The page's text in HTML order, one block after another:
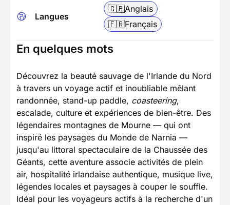
Langues
🇬🇧Anglais
🇫🇷Français
En quelques mots
Découvrez la beauté sauvage de l'Irlande du Nord
à travers un voyage actif et inoubliable mêlant
randonnée, stand-up paddle, coasteering,
escalade, culture et expériences de bien-être. Des
légendaires montagnes de Mourne — qui ont
inspiré les paysages du Monde de Narnia —
jusqu'au littoral spectaculaire de la Chaussée des
Géants, cette aventure associe activités de plein
air, hospitalité irlandaise authentique, musique live,
légendes locales et paysages à couper le souffle.
Idéal pour les voyageurs actifs à la recherche d'un